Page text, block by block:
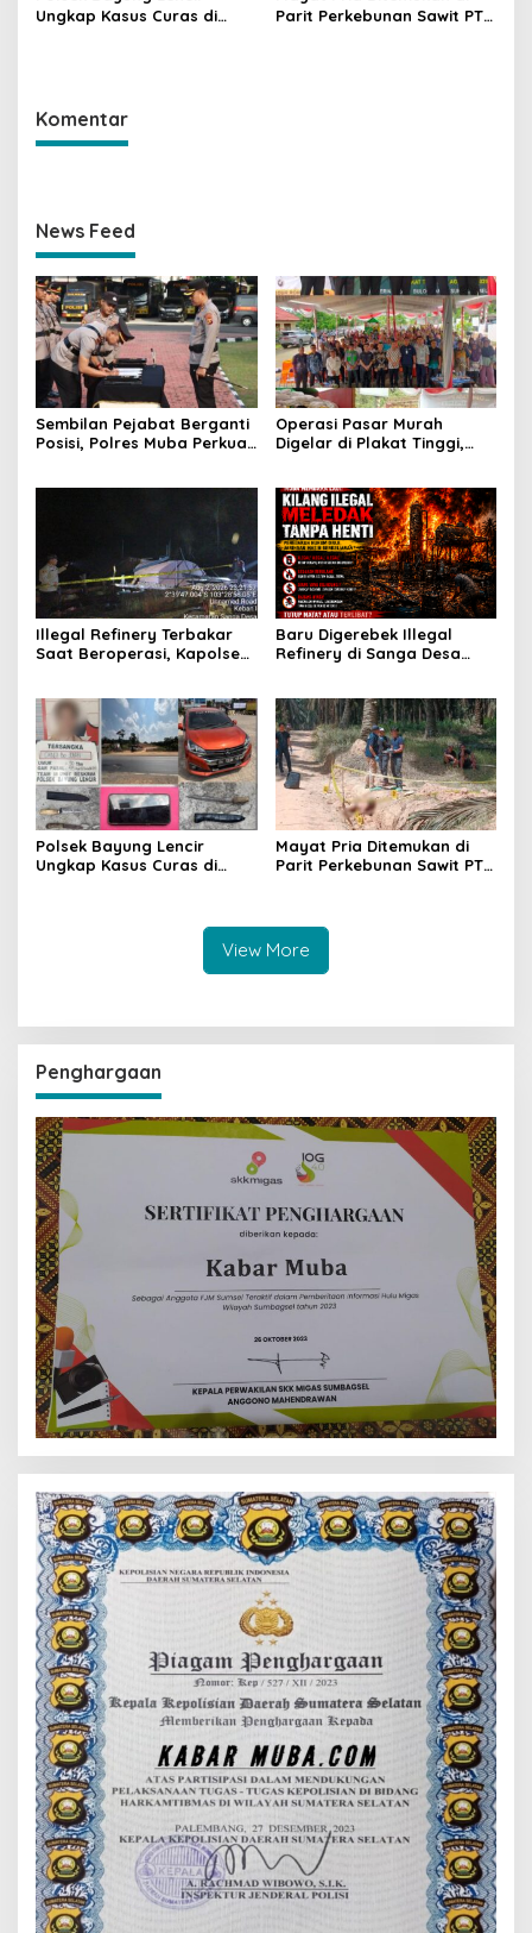
Ungkap Kasus Curas di
Parit Perkebunan Sawit PT
Komentar
News Feed
Sembilan Pejabat Berganti
Posisi, Polres Muba Perkuat
Operasi Pasar Murah
Digelar di Plakat Tinggi,
Beban Warga
Illegal Refinery Terbakar
Saat Beroperasi, Kapolsek
Pencegahan Terus
Dilakukan
Baru Digerebek Illegal
Refinery di Sanga Desa
Polsek Bayung Lencir
Ungkap Kasus Curas di
Mayat Pria Ditemukan di
Parit Perkebunan Sawit PT
View More
Penghargaan